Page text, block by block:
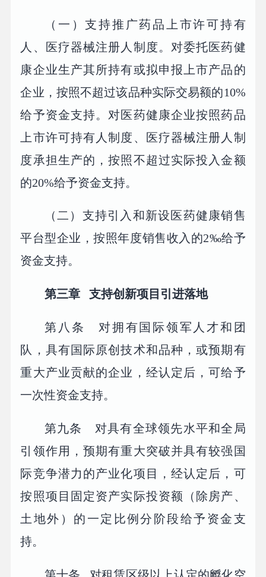
（一）支持推广药品上市许可持有
人、医疗器械注册人制度。对委托医药健
康企业生产其所持有或拟申报上市产品的
企业，按照不超过该品种实际交易额的10%
给予资金支持。对医药健康企业按照药品
上市许可持有人制度、医疗器械注册人制
度承担生产的，按照不超过实际投入金额
的20%给予资金支持。
（二）支持引入和新设医药健康销售
平台型企业，按照年度销售收入的2‰给予
资金支持。
第三章 支持创新项目引进落地
第八条 对拥有国际领军人才和团
队，具有国际原创技术和品种，或预期有
重大产业贡献的企业，经认定后，可给予
一次性资金支持。
第九条 对具有全球领先水平和全局
引领作用，预期有重大突破并具有较强国
际竞争潜力的产业化项目，经认定后，可
按照项目固定资产实际投资额（除房产、
土地外）的一定比例分阶段给予资金支
持。